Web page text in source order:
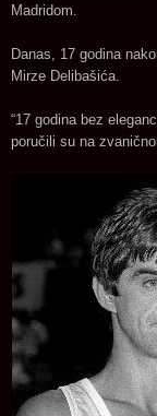
Madridom.
Danas, 17 godina
Mirze Delibašića.
“17 godina bez
poručili su na